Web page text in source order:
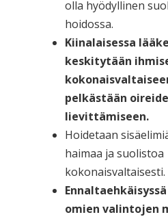
olla hyödyllinen
hoidossa.
Kiinalaisessa
keskitytään
pelkästään
lievittämiseen.
Hoidetaan
haimaa ja suolistoa
kokonaisvaltaisesti.
omien valintojen